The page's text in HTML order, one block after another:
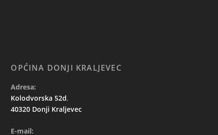
OPĆINA DONJI KRALJEVEC
Adresa:
Kolodvorska 52d,
40320 Donji Kraljevec
E-mail: